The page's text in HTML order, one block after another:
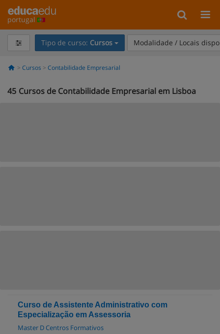
portugal
Tipo de curso: Cursos Modalidade / Locais
Cursos Contabilidade Empresarial
45 Cursos de Contabilidade Empresarial em Lisboa
Curso de Assistente Administrativo com
Especialização em Assessoria
Master D Centros Formativos